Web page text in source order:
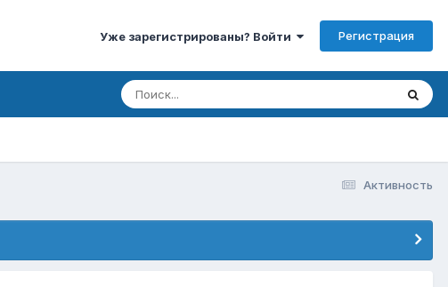
Уже зарегистрированы? Войти Регистрация
Активность